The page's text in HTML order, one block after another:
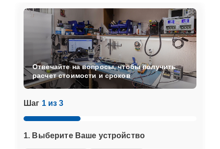
Шаг 1 из 3
1. Выберите Ваше устройство
Отвечайте на вопросы, чтобы получить
расчет стоимости и сроков